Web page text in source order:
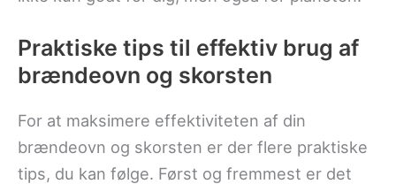
Praktiske tips til effektiv brug af
brændeovn og skorsten
For at maksimere effektiviteten af din
brændeovn og skorsten er der flere praktiske
tips, du kan følge. Først og fremmest er det